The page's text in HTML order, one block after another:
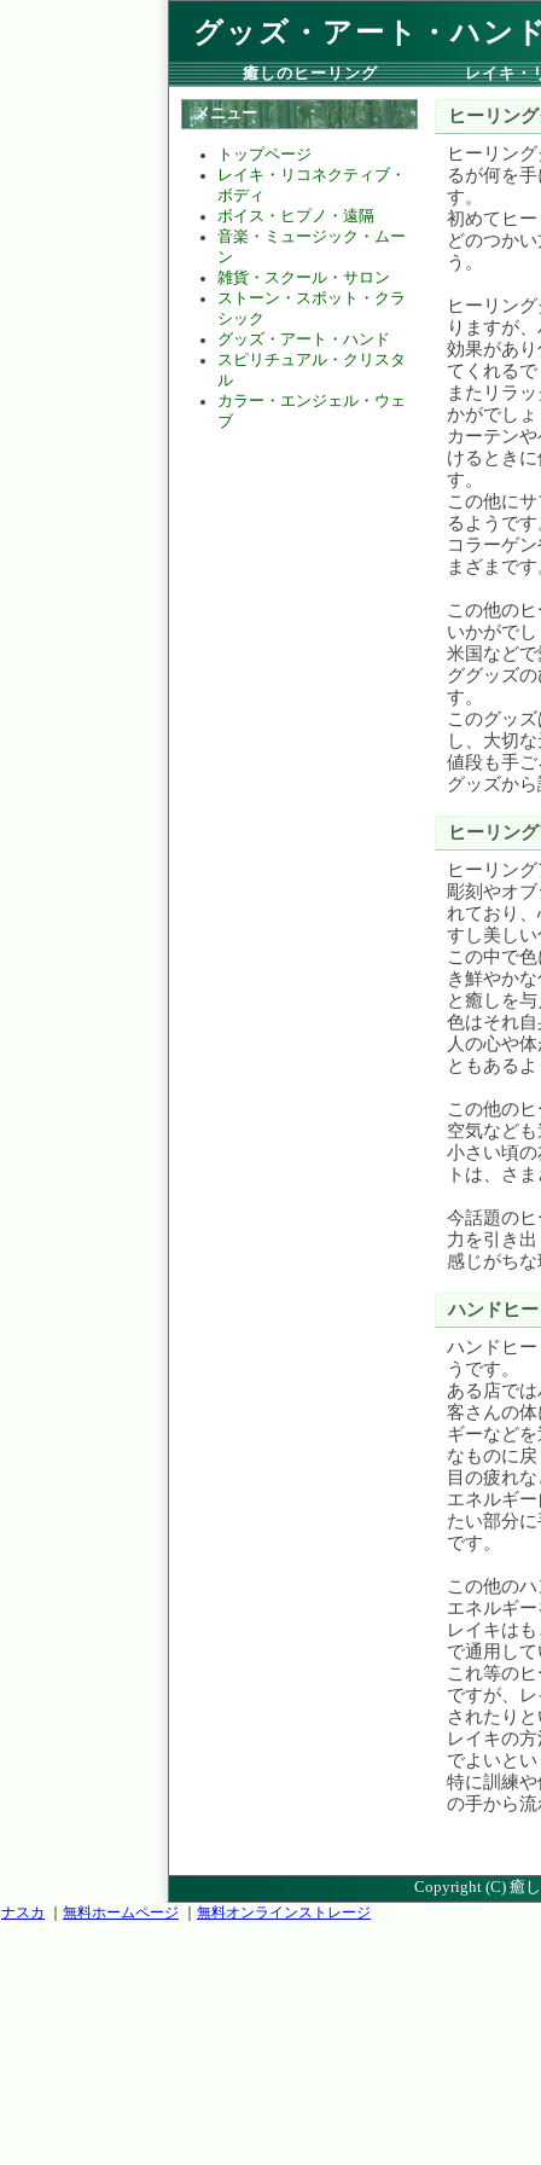
グッズ・アート・ハン
癒しのヒーリング レイキ・
メニュー
トップページ
レイキ・リコネクティブ・
ボディ
ボイス・ヒプノ・遠隔
音楽・ミュージック・ムー
ン
雑貨・スクール・サロン
ストーン・スポット・クラ
シック
グッズ・アート・ハンド
スピリチュアル・クリスタ
ル
カラー・エンジェル・ウェ
ブ
ヒーリン
ヒーリン
るが何を
す。
初めてヒ
どのつか
う。
ヒーリン
りますが
効果があ
てくれる
またリラ
かがでし
カーテン
けるとき
す。
この他に
るようで
コラーゲ
まざまで
この他の
いかがで
米国など
ググッズ
す。
このグッ
し、大切
値段も手
グッズか
ヒーリン
ヒーリン
彫刻やオ
れており
すし美し
この中で
き鮮やか
と癒しを
色はそれ
人の心や
ともある
この他の
空気など
小さい頃
トは、さ
今話題の
力を引き
感じがち
ハンドヒ
ハンドヒ
うです。
ある店で
客さんの
ギーなど
なものに
目の疲れ
エネルギ
たい部分
です。
この他の
エネルギ
レイキは
で通用し
これ等の
ですが、
されたり
レイキの
でよいと
特に訓練
の手から
Copyright (C) 癒
ナスカ
無料ホームページ 無料オンラインストレージ